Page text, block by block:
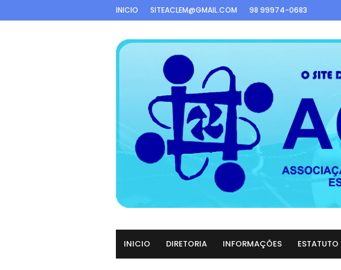
INICIO SITEACLEM@GMAIL.COM 98 99974-0683
INICIO DIRETORIA INFORMAÇÕES ESTATUTO